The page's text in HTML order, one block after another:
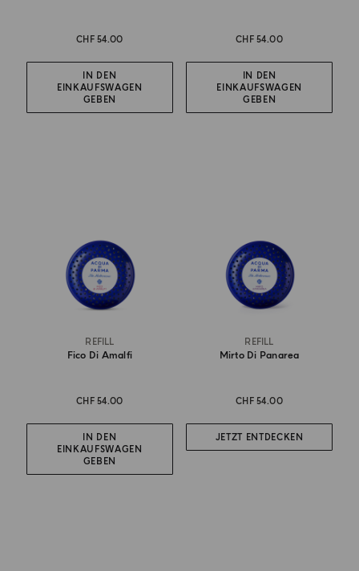
CHF 54.00
IN DEN
EINKAUFSWAGEN
GEBEN
CHF 54.00
IN DEN
EINKAUFSWAGEN
GEBEN
REFILL
Fico Di Amalfi
CHF 54.00
IN DEN
EINKAUFSWAGEN
GEBEN
REFILL
Mirto Di Panarea
CHF 54.00
JETZT ENTDECKEN